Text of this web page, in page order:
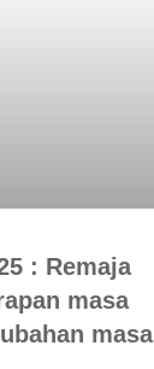
: Remaja
masa
masa